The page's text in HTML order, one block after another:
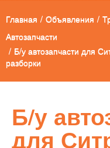
Главная / Объявления /
Автозапчасти
/ Б/у автозапчасти для
разборки
Б/у
для